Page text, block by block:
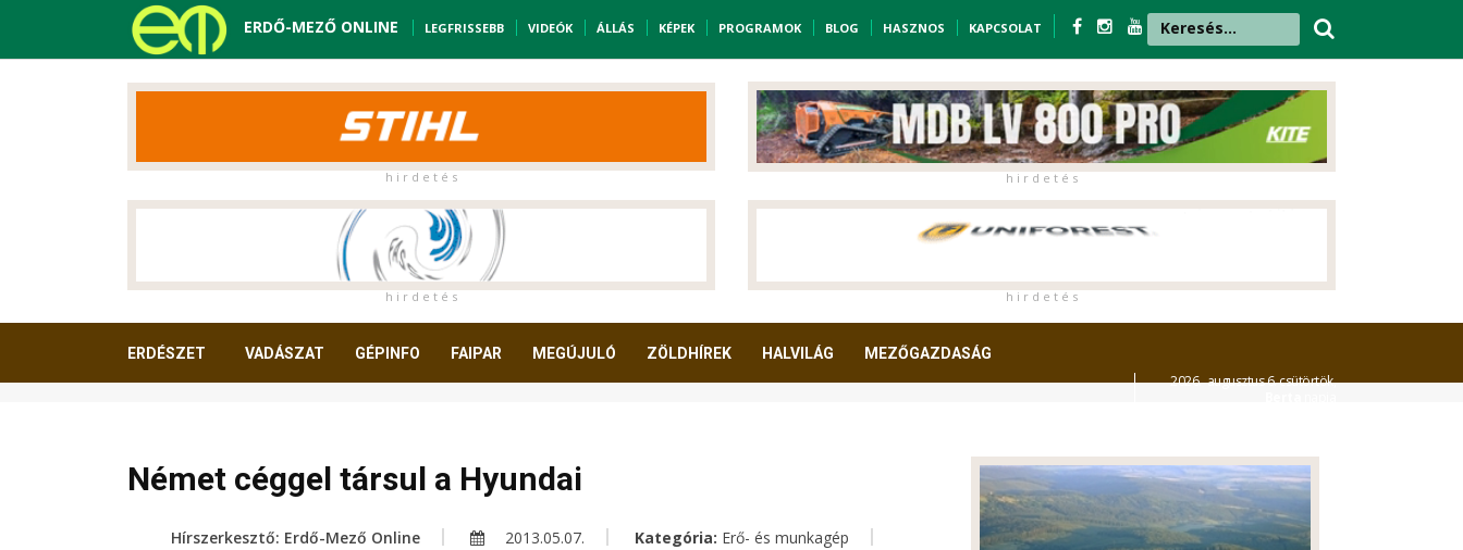
ERDŐ-MEZŐ ONLINE LEGFRISSEBB VIDEÓK ÁLLÁS KÉPEK PROGRAMOK BLOG HASZNOS KAPCSOLAT
h i r d e t é s h i r d e t é s
h i r d e t é s h i r d e t é s
ERDÉSZET VADÁSZAT GÉPINFO FAIPAR MEGÚJULÓ ZÖLDHÍREK HALVILÁG MEZŐGAZDASÁG
2026. augusztus 6. csütörtök,
Német céggel társul a Hyundai
Hírszerkesztő: Erdő-Mező Online 2013.05.07. Kategória: Erő- és munkagép